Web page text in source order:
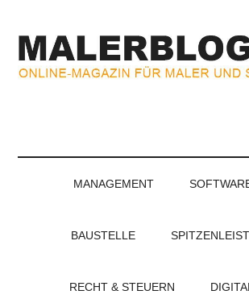
springen
secondary
menu
springen
springen
Maler
MANAGEMENT
BAUSTELLE
RECHT & STEUERN